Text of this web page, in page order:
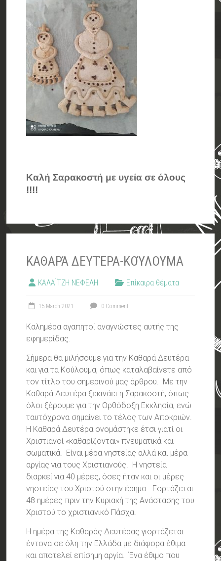
Καλή Σαρακοστή με υγεία σε όλους
!!!!
ΚΑΘΑΡΆ ΔΕΥΤΈΡΑ-ΚΟΎΛΟΥΜΑ
ΚΑΛΑΪΤΖΗ ΝΕΦΕΛΗ Επίκαιρα θέματα
15 March 2021 0 Comment
Καλημέρα αγαπητοί αναγνώστες αυτής της
εφημερίδας.
Σήμερα θα μιλήσουμε για την Καθαρά Δευτέρα
και για τα Κούλουμα, όπως καταλαβαίνετε από
τον τίτλο του σημερινού μας άρθρου. Με την
Καθαρά Δευτέρα ξεκινάει η Σαρακοστή, όπως
όλοι ξέρουμε για την Ορθόδοξη Εκκλησία, ενώ
ταυτόχρονα σημαίνει το τέλος των Αποκριών.
Η Καθαρά Δευτέρα ονομάστηκε έτσι γιατί οι
Χριστιανοί «καθαρίζονται» πνευματικά και
σωματικά. Είναι μέρα νηστείας αλλά και μέρα
αργίας για τους Χριστιανούς. Η νηστεία
διαρκεί για 40 μέρες, όσες ήταν και οι μέρες
νηστείας του Χριστού στην έρημο. Εορτάζεται
48 ημέρες πριν την Κυριακή της Ανάστασης του
Χριστού το χριστιανικό Πάσχα.
Η ημέρα της Καθαράς Δευτέρας γιορτάζεται
έντονα σε όλη την Ελλάδα με διάφορα έθιμα
και αποτελεί επίσημη αργία. Ένα έθιμο που